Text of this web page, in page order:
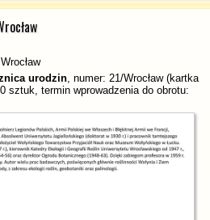
urodzin, numer: 21/Wrocław (kartka
sztuk, termin wprowadzenia do obrotu: